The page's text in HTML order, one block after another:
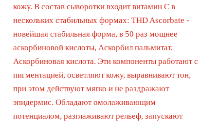
способствует заживлению повреждений, увлажняет
кожу и поддерживает правильный водный баланс в
эпидермисе, снижает трансэпидермальную потерю
влаги. Имеет высокие осветляющие свойства, делает
кожу ухоженной и светящийся изнутри. Также в
состав сыворотки входит уникальный комплекс
EVERMAT ™ на основе коры дерева Эвантия и
олеаноловой кислоты, который эффективно действует
на гормональную причину появления воспалений,
регулирует себовыделение, способствует чистоте
пор, делает их узкими и мало заметными на коже.